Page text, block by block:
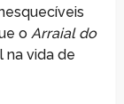
o Arraial do
na vida de